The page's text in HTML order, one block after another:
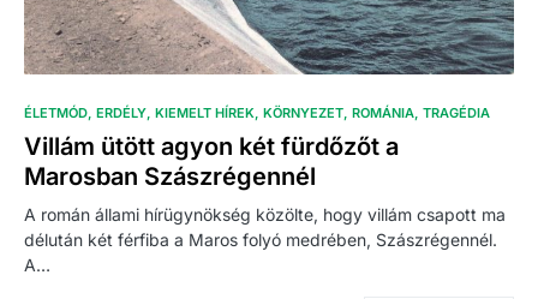
ÉLETMÓD ERDÉLY KIEMELT HÍREK KÖRNYEZET ROMÁNIA TRAGÉDIA
Villám ütött agyon két fürdőzőt a
Marosban Szászrégennél
A román állami hírügynökség közölte, hogy villám csapott ma
délután két férfiba a Maros folyó medrében, Szászrégennél.
A…